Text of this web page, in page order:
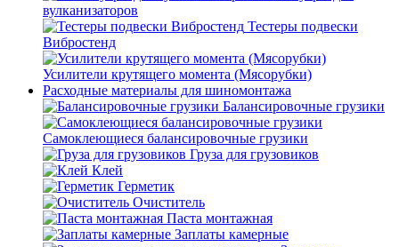
вулканизаторов
Тестеры подвески
Вибростенд
Усилители крутящего момента (Мясорубки)
Расходные материалы для шиномонтажа
Балансировочные грузики
Самоклеющиеся балансировочные грузики
Груза для грузовиков
Клей
Герметик
Очиститель
Паста монтажная
Заплаты камерные